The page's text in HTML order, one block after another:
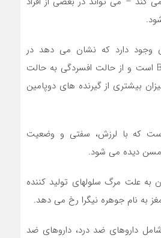
وجود دارد که نشان می دهد در
شخصی که مبتلا به BD است و از حالت افسردگی به حالت
بیشتری از گیرنده های دوپامین
است که با لرزش، سفتی و وضعیت
مسن دیده می شود.
به علت مرگ سلولهای تولید کننده
به نام جوهره نیگرا رخ می دهد.
درمان فعلی برای BD شامل داروهای ضد درد، داروهای ضد